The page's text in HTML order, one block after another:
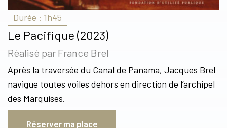
Durée : 1h45
Le Pacifique (2023)
Réalisé par France Brel
Après la traversée du Canal de Panama, Jacques Brel
navigue toutes voiles dehors en direction de l’archipel
des Marquises.
Réserver ma place